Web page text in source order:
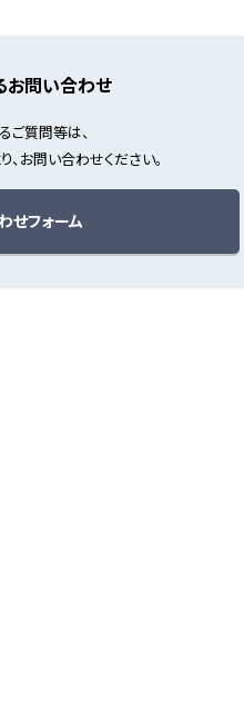
お問い合わせ
ご質問等は、
、お問い合わせください。
せフォーム